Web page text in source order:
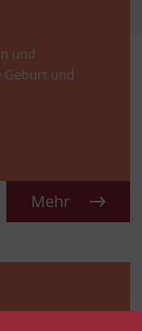
und
und
Mehr